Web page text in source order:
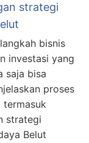
strategi
bisnis
investasi yang
saja bisa
proses
termasuk
strategi
Belut